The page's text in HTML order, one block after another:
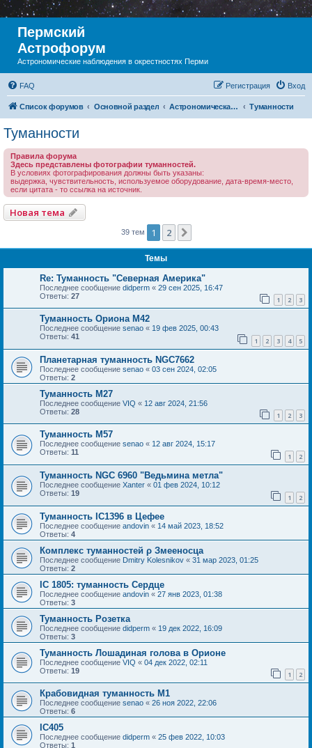
Пермский
Астрофорум
Астрономические наблюдения в окрестностях Перми
FAQ Вход
Регистрация
Список форумов Основной раздел Астрономическая фотография Туманности
Туманности
Правила форума
Здесь представлены фотографии туманностей.
В условиях фотографирования должны быть указаны:
выдержка, чувствительность, используемое оборудование, дата-время-место,
если цитата - то ссылка на источник.
Новая тема
39 тем 1 2
Темы
Re: Туманность "Северная Америка"
Последнее сообщение didperm « 29 сен 2025, 16:47
Ответы: 27 1 2 3
Туманность Ориона М42
Последнее сообщение senao « 19 фев 2025, 00:43
Ответы: 41 1 2 3 4 5
Планетарная туманность NGC7662
Последнее сообщение senao « 03 сен 2024, 02:05
Ответы: 2
Туманность М27
Последнее сообщение VIQ « 12 авг 2024, 21:56
Ответы: 28 1 2 3
Туманность М57
Последнее сообщение senao « 12 авг 2024, 15:17
Ответы: 11 1 2
Туманность NGC 6960 "Ведьмина метла"
Последнее сообщение Xanter « 01 фев 2024, 10:12
Ответы: 19 1 2
Туманность IC1396 в Цефее
Последнее сообщение andovin « 14 май 2023, 18:52
Ответы: 4
Комплекс туманностей ρ Змееносца
Последнее сообщение Dmitry Kolesnikov « 31 мар 2023, 01:25
Ответы: 2
IC 1805: туманность Сердце
Последнее сообщение andovin « 27 янв 2023, 01:38
Ответы: 3
Туманность Розетка
Последнее сообщение didperm « 19 дек 2022, 16:09
Ответы: 3
Туманность Лошадиная голова в Орионе
Последнее сообщение VIQ « 04 дек 2022, 02:11
Ответы: 19 1 2
Крабовидная туманность М1
Последнее сообщение senao « 26 ноя 2022, 22:06
Ответы: 6
IC405
Последнее сообщение didperm « 25 фев 2022, 10:03
Ответы: 1